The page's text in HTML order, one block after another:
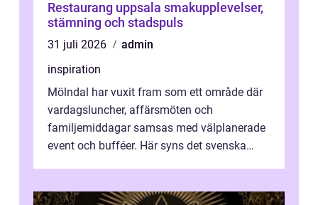
Restaurang uppsala smakupplevelser,
stämning och stadspuls
31 juli 2026
admin
inspiration
Mölndal har vuxit fram som ett område där
vardagsluncher, affärsmöten och
familjemiddagar samsas med välplanerade
event och bufféer. Här syns det svenska